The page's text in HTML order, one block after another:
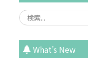
What’s New